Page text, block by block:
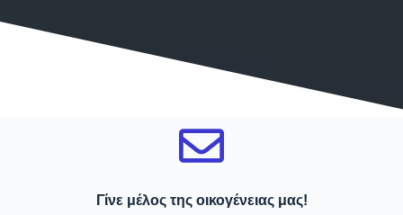
Γίνε μέλος της οικογένειας μας!